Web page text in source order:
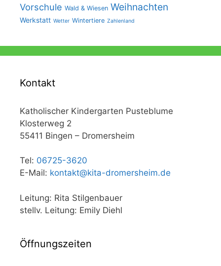
Vorschule Wald & Wiesen Weihnachten
Werkstatt Wetter Wintertiere Zahlenland
Kontakt
Katholischer Kindergarten Pusteblume
Klosterweg 2
55411 Bingen – Dromersheim
Tel: 06725-3620
E-Mail: kontakt@kita-dromersheim.de
Leitung: Rita Stilgenbauer
stellv. Leitung: Emily Diehl
Öffnungszeiten